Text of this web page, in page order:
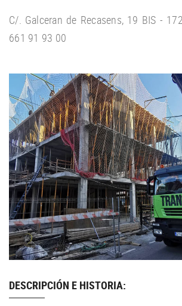
C/. Galceran de Recasens, 19 BIS -
661 91 93 00
DESCRIPCIÓN E HISTORIA: